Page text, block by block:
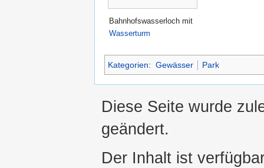
Bahnhofswasserloch mit
Wasserturm
Kategorien: Gewässer Park
Diese Seite wurde
geändert.
Der Inhalt ist